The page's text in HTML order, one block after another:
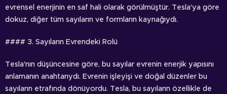
evrensel enerjinin en saf hali olarak görülmüştür. Tesla'ya göre
dokuz, diğer tüm sayıların ve formların kaynağıydı.
#### 3. Sayıların Evrendeki Rolü
Tesla'nın düşüncesine göre, bu sayılar evrenin enerjik yapısını
anlamanın anahtarıydı. Evrenin işleyişi ve doğal düzenler bu
sayıların etrafında dönüyordu. Tesla, bu sayıların özellikle de